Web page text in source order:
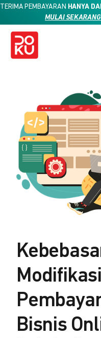
TERIMA PEMBAYARAN HANYA
MULAI
Bisnis